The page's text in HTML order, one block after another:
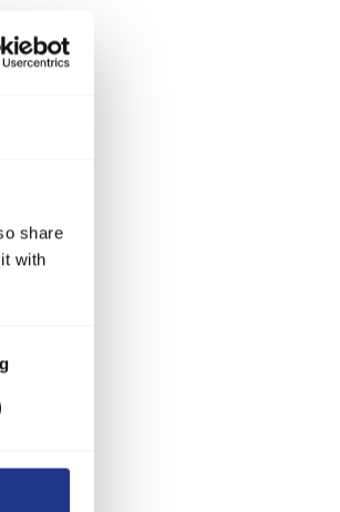
share
with